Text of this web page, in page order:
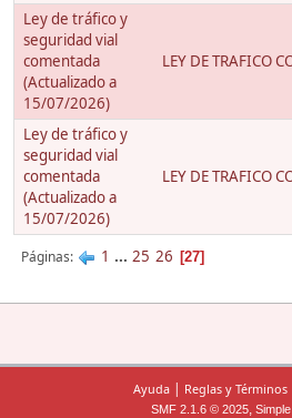
Ley de tráfico y
seguridad vial
comentada
(Actualizado a
15/07/2026)
LEY DE TRAFICO
Ley de tráfico y
seguridad vial
comentada
(Actualizado a
15/07/2026)
LEY DE TRAFICO
Páginas 1 ... 25 26 27
Ayuda | Reglas y Términos
SMF 2.1.6 © 2025,